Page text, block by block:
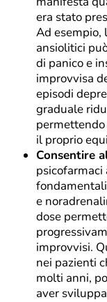
era stato
Ad esempio,
ansiolitici
di panico e
improvvisa
episodi
graduale
il proprio
Consentire
e
dose
improvvisi.
nei pazienti
molti anni,
aver